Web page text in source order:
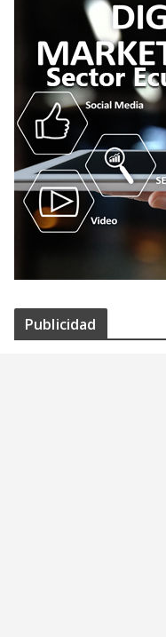
Publicidad